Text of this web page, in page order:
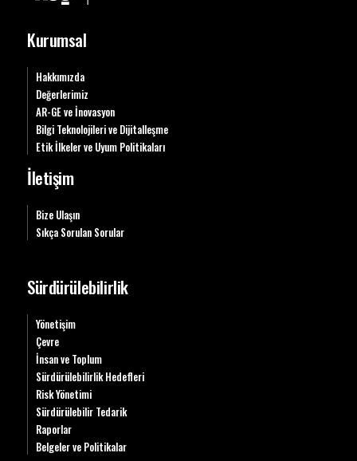
Kurumsal
Hakkımızda
Değerlerimiz
AR-GE ve İnovasyon
Bilgi Teknolojileri ve Dijitalleşme
Etik İlkeler ve Uyum Politikaları
İletişim
Bize Ulaşın
Sıkça Sorulan Sorular
Sürdürülebilirlik
Yönetişim
Çevre
İnsan ve Toplum
Sürdürülebilirlik Hedefleri
Risk Yönetimi
Sürdürülebilir Tedarik
Raporlar
Belgeler ve Politikalar